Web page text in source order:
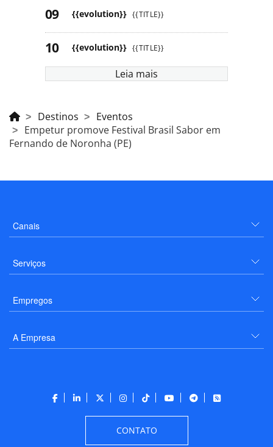
{{evolution}} {{TITLE}}
{{evolution}} {{TITLE}}
Leia mais
Destinos
Eventos
Empetur promove Festival Brasil Sabor em
Fernando de Noronha (PE)
Canais
Serviços
Empregos
A Empresa
CONTATO